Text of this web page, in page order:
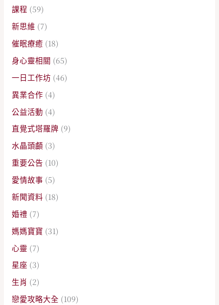
課程 (59)
新思維 (7)
催眠療癒 (18)
身心靈相關 (65)
一日工作坊 (46)
異業合作 (4)
公益活動 (4)
直覺式塔羅牌 (9)
水晶頭顱 (3)
重要公告 (10)
愛情故事 (5)
新聞資料 (18)
婚禮 (7)
媽媽寶寶 (31)
心靈 (7)
星座 (3)
生肖 (2)
戀愛攻略大全 (109)